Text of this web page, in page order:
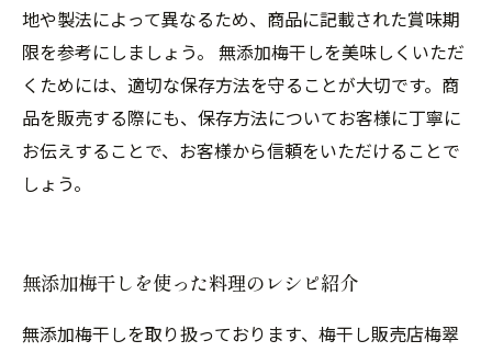
地や製法によって異なるため、商品に記載された賞味期
限を参考にしましょう。 無添加梅干しを美味しくいただ
くためには、適切な保存方法を守ることが大切です。商
品を販売する際にも、保存方法についてお客様に丁寧に
お伝えすることで、お客様から信頼をいただけることで
しょう。
無添加梅干しを使った料理のレシピ紹介
無添加梅干しを取り扱っております、梅干し販売店梅翠